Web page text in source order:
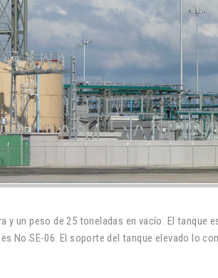
y un peso de 25 toneladas en vacío. El tanque
No.SE-06. El soporte del tanque elevado lo